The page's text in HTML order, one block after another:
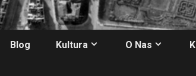
Blog Kultura O Nas